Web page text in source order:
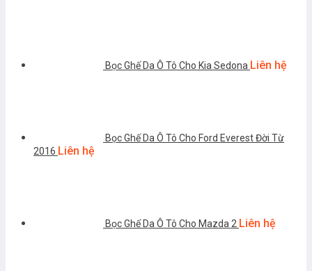
Bọc Ghế Da Ô Tô Cho Kia Sedona Liên hệ
Bọc Ghế Da Ô Tô Cho Ford Everest Đời Từ
2016 Liên hệ
Bọc Ghế Da Ô Tô Cho Mazda 2 Liên hệ